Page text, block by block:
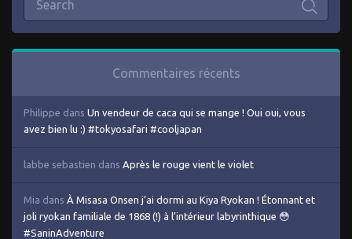
Commentaires récents
Philippe dans Un vendeur de caca qui se mange ! Oui oui, vous
avez bien lu :) #tokyosafari #cooljapan
labbe sebastien dans Après le rouge vient le violet
Mia dans À Misasa Onsen j’ai dormi au Kiya Ryokan ! Étonnant et
joli ryokan familiale de 1868 (!) à l’intérieur labyrinthique 😳
#SaninAdventure